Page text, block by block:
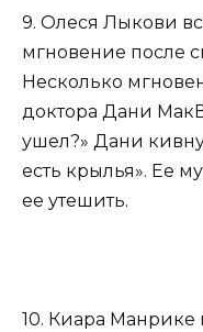
9. Олеся Лыкови
мгновение после
Несколько
доктора Дани
ушел?» Дани
есть крылья». Ее
ее утешить.
10. Киара Манрике